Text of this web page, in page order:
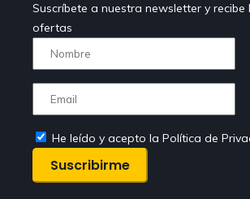
Suscríbete a nuestra newsletter y recibe
ofertas
He leído y acepto la Política de